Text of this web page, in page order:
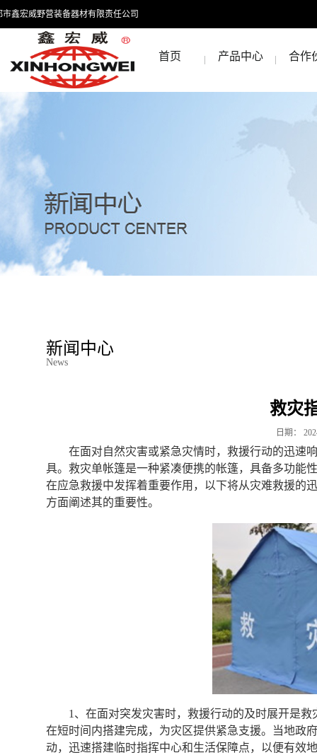
市鑫宏威野营装备器材有限责任公司
首页 产品中心 合作
新闻中心
News
救灾
日期：
在面对自然灾害或紧急灾情时，救援行动的迅速
具。救灾单帐篷是一种紧凑便携的帐篷，具备多功能
在应急救援中发挥着重要作用，以下将从灾难救援的
方面阐述其的重要性。
1、在面对突发灾害时，救援行动的及时展开是
在短时间内搭建完成，为灾区提供紧急支援。当地政
动，迅速搭建临时指挥中心和生活保障点，以便有效